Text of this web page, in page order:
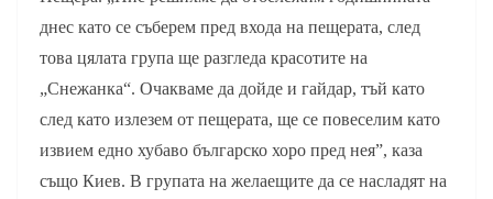
днес като се съберем пред входа на пещерата, след
това цялата група ще разгледа красотите на
„Снежанка“. Очакваме да дойде и гайдар, тъй като
след като излезем от пещерата, ще се повеселим като
извием едно хубаво българско хоро пред нея”, каза
също Киев. В групата на желаещите да се насладят на